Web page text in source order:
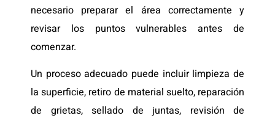
necesario preparar el área correctamente y
revisar los puntos vulnerables antes de
comenzar.
Un proceso adecuado puede incluir limpieza de
la superficie, retiro de material suelto, reparación
de grietas, sellado de juntas, revisión de